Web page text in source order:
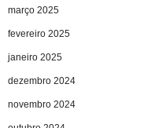
março 2025
fevereiro 2025
janeiro 2025
dezembro 2024
novembro 2024